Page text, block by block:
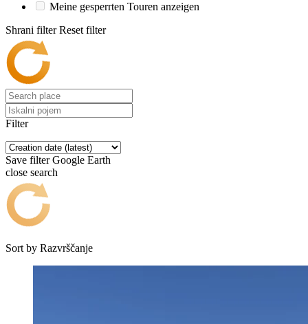
Meine gesperrten Touren anzeigen
Shrani filter Reset filter
Filter
Save filter Google Earth
close search
Sort by Razvrščanje